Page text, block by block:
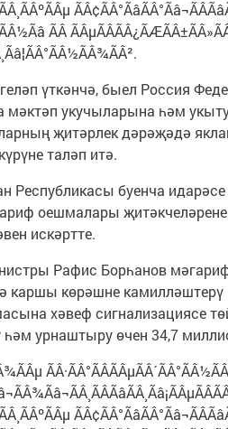
үткәнчә, быел Россия
укучыларына һәм
җитәрлек дәрәҗәдә
таләп итә.
Республикасы буенча
оешмалары
искәртте.
Рафис Борһанов
каршы көрәшне
хәвеф сигнализациясе
урнаштыру өчен 34,7